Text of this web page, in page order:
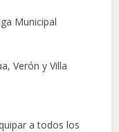
Municipal
Verón y Villa
a todos los